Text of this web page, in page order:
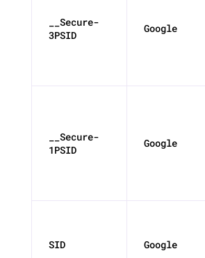
__Secure-
3PSID
Google
__Secure-
1PSID
Google
SID Google